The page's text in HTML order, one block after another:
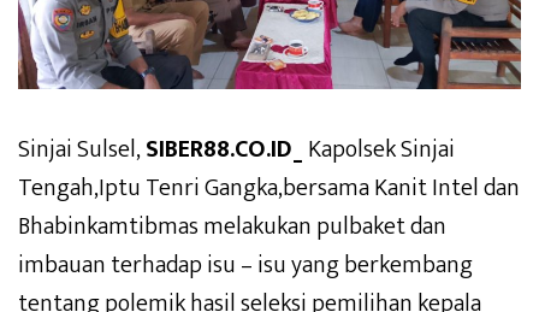
Sinjai Sulsel,SIBER88.CO.ID_Kapolsek Sinjai
Tengah,Iptu Tenri Gangka,bersama Kanit Intel dan
Bhabinkamtibmas melakukan pulbaket dan
imbauan terhadap isu – isu yang berkembang